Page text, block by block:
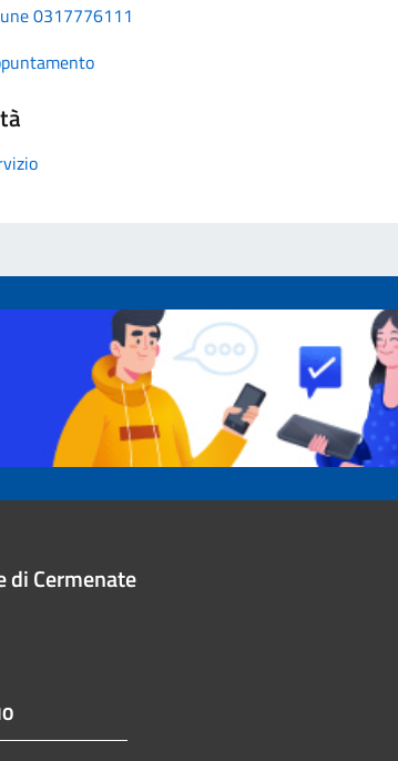
0317776111
di Cermenate